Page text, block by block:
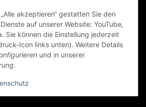
akzeptieren“ gestatten Sie den
auf unserer Website: YouTube,
Sie können die Einstellung jederzeit
Icon links unten). Weitere Details
und in unserer
.
Vertrag widerrufen
gesetzlicher USt., zzgl.